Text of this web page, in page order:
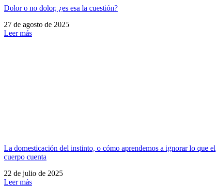
Dolor o no dolor, ¿es esa la cuestión?
27 de agosto de 2025
Leer más
La domesticación del instinto, o cómo aprendemos a ignorar lo que el
cuerpo cuenta
22 de julio de 2025
Leer más